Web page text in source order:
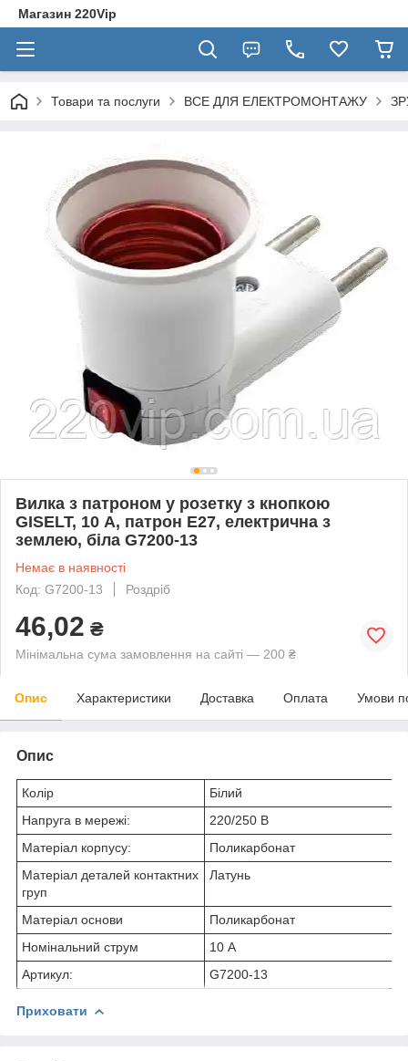
Магазин 220Vip
Товари та послуги ВСЕ ДЛЯ ЕЛЕКТРОМОНТАЖУ
Вилка з патроном у розетку з кнопкою
GISELT, 10 А, патрон Е27, електрична з
землею, біла G7200-13
Немає в наявності
Код: G7200-13
Роздріб
46,02 ₴
Мінімальна сума замовлення на сайті — 200 ₴
Опис Характеристики Доставка Оплата Умови
Опис
Колір
Білий
Напруга в мережі:
220/250 В
Матеріал корпусу:
Поликарбонат
Матеріал деталей контактних
груп
Латунь
Матеріал основи
Поликарбонат
Номінальний струм
10 А
Артикул:
G7200-13
Приховати